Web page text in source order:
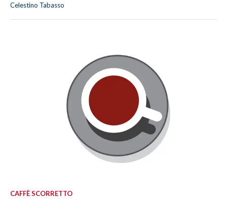
Celestino Tabasso
CAFFÈ SCORRETTO